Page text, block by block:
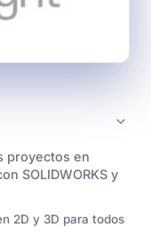
proyectos en
SOLIDWORKS y
2D y 3D para todos